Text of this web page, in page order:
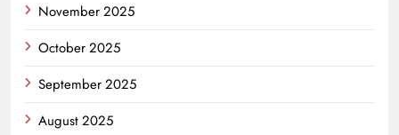
November 2025
October 2025
September 2025
August 2025